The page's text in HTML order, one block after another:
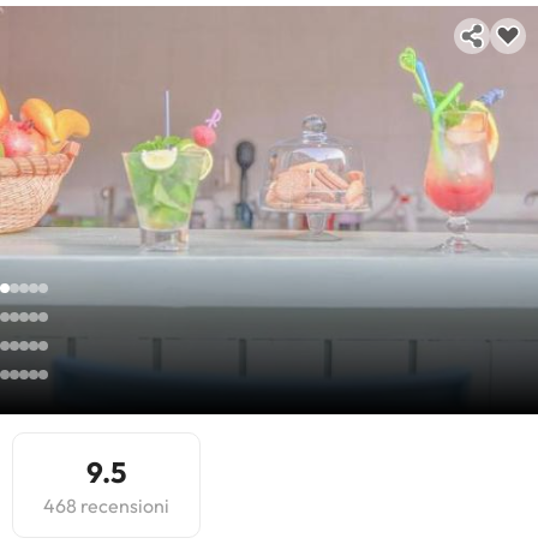
9.5
468 recensioni